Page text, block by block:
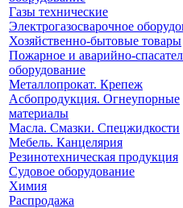
Газы технические
Электрогазосварочное
Хозяйственно-бытовые товары
Пожарное и аварийно-
оборудование
Металлопрокат. Крепеж
Асбопродукция. Огнеупорные
материалы
Масла. Смазки. Спецжидкости
Мебель. Канцелярия
Резинотехническая продукция
Судовое оборудование
Химия
Распродажа